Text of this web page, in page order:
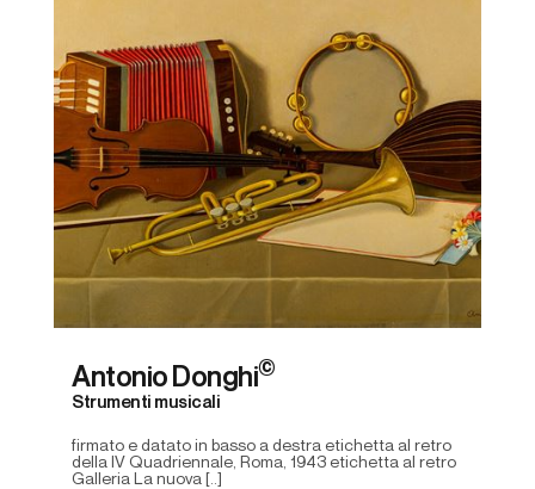
Antonio Donghi©
Strumenti musicali
firmato e datato in basso a destra etichetta al retro
della IV Quadriennale, Roma, 1943 etichetta al retro
Galleria La nuova [..]